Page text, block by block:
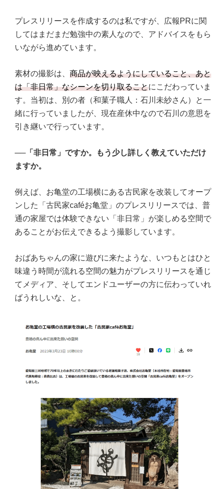
プレスリリースを作成するのは私ですが、広報PRに関
してはまだまだ勉強中の素人なので、アドバイスをもら
いながら進めています。
素材の撮影は、 商品が映えるようにしていること、あと
は「非日常」なシーンを切り取ることにこだわっていま
す。当初は、別の者（和菓子職人：石川未紗さん）と一
緒に行っていましたが、現在産休中なので石川の意思を
引き継いで行っています。
──「非日常」ですか。もう少し詳しく教えていただけ
ますか。
例えば、お亀堂の工場横にある古民家を改装してオープ
ンした「古民家caféお亀堂」のプレスリリースでは、普
通の家屋では体験できない「非日常」が楽しめる空間で
あることがお伝えできるよう撮影しています。
おばあちゃんの家に遊びに来たような、いつもとはひと
味違う時間が流れる空間の魅力がプレスリリースを通じ
てメディア、そしてエンドユーザーの方に伝わっていれ
ばうれしいな、と。